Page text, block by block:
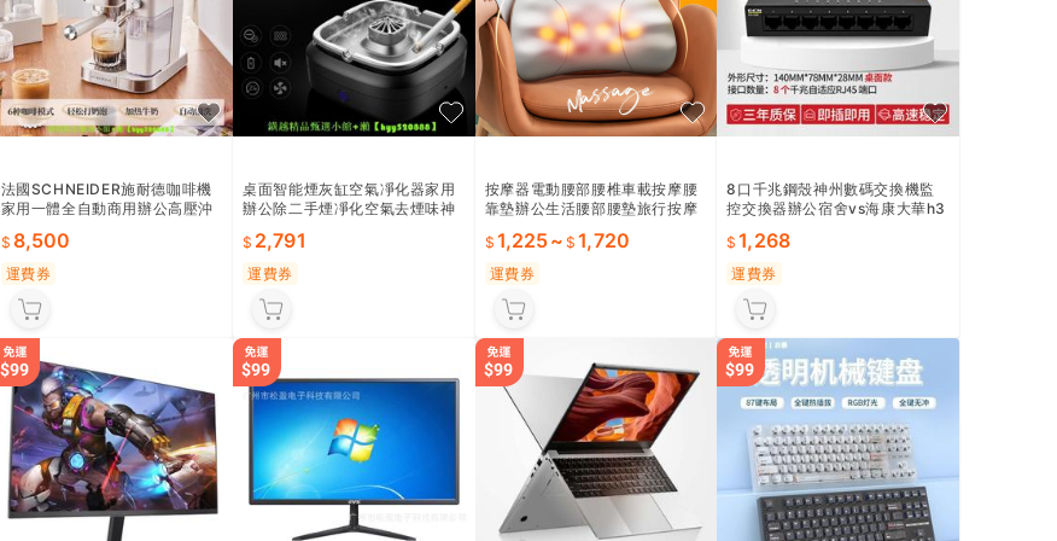
法國SCHNEIDER施耐德咖啡機
家用一體全自動商用辦公高壓沖
8,500
運費券
桌面智能煙灰缸空氣凈化器家用
辦公除二手煙凈化空氣去煙味神
2,791
運費券
按摩器電動腰部腰椎車載按摩腰
靠墊辦公生活腰部腰墊旅行按摩
1,225~ 1,720
運費券
8口千兆鋼殼神州數碼交換機監
控交換器辦公宿舍vs海康大華h3
1,268
運費券